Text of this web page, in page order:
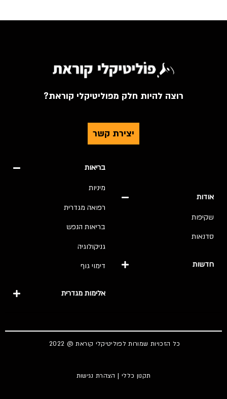
רוצה להיות חלק מפוליטיקלי קוראת?
יצירת קשר
אודות
שקיפות
סדנאות
חדשות
בריאות
מיניות
רפואה מגדרית
בריאות הנפש
גניקולוגיה
דימוי גוף
אלימות מגדרית
כל הזכויות שמורות לפוליטיקלי קוראת @ 2022
תקנון כללי | הצהרת נגישות